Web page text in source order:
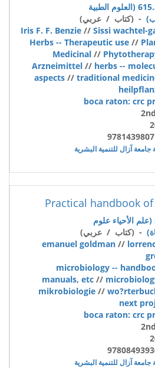
615.321 (العلوم الطبية
- (كتاب / عربي)
Iris F. F. Benzie // Sissi wachtel-
Herbs -- Therapeutic use //
Medicinal //
Arzneimittel // herbs --
aspects // traditional
boca raton: crc
جامعة آزال للتنمية البشرية
Practical handbook
579 (علم الأحياء علوم
- (كتاب / عربي)
emanuel goldman //
microbiology --
manuals, etc //
mikrobiologie //
next
boca raton: crc
جامعة آزال للتنمية البشرية